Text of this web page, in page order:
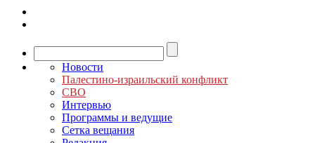
Новости
Палестино-израильский конфликт
СВО
Интервью
Программы и ведущие
Сетка вещания